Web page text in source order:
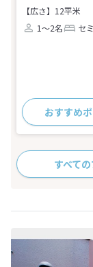
【広さ】12平米
1～2名
セ
おすすめ
すべて